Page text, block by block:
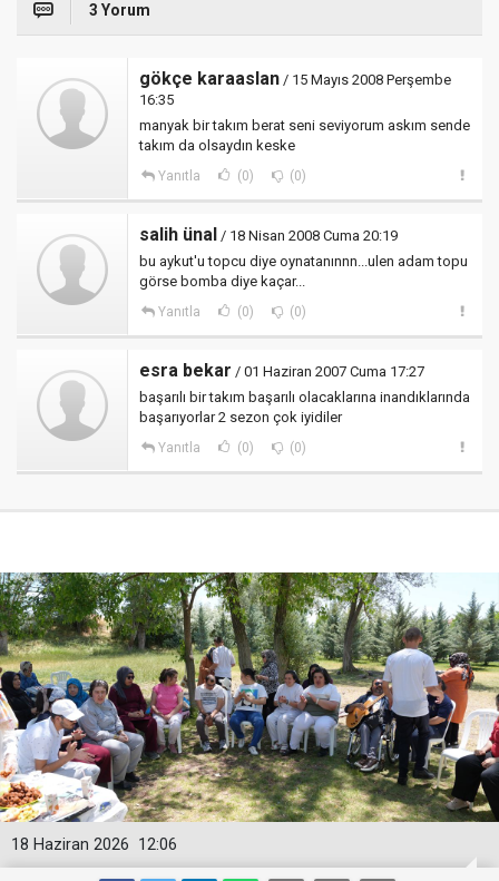
3 Yorum
gökçe karaaslan / 15 Mayıs 2008 Perşembe
16:35
manyak bir takım berat seni seviyorum askım sende
takım da olsaydın keske
Yanıtla (0) (0)
salih ünal / 18 Nisan 2008 Cuma 20:19
bu aykut'u topcu diye oynatanınnn...ulen adam topu
görse bomba diye kaçar...
Yanıtla (0) (0)
esra bekar / 01 Haziran 2007 Cuma 17:27
başarılı bir takım başarılı olacaklarına inandıklarında
başarıyorlar 2 sezon çok iyidiler
Yanıtla (0) (0)
12:06
18 Haziran 2026